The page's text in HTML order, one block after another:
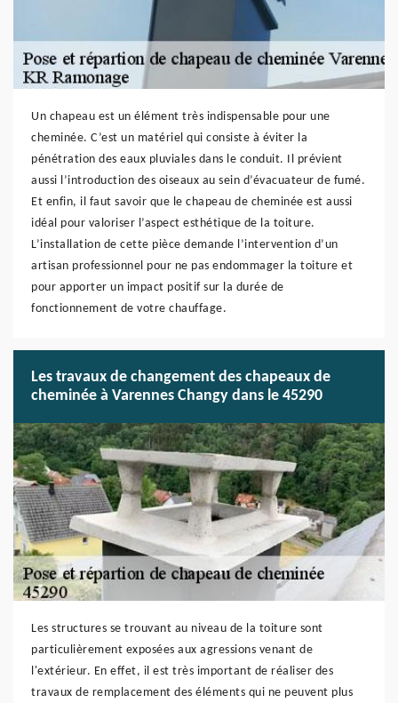
Un chapeau est un élément très indispensable pour une
cheminée. C’est un matériel qui consiste à éviter la
pénétration des eaux pluviales dans le conduit. Il prévient
aussi l’introduction des oiseaux au sein d’évacuateur de fumé.
Et enfin, il faut savoir que le chapeau de cheminée est aussi
idéal pour valoriser l’aspect esthétique de la toiture.
L’installation de cette pièce demande l’intervention d’un
artisan professionnel pour ne pas endommager la toiture et
pour apporter un impact positif sur la durée de
fonctionnement de votre chauffage.
Les travaux de changement des chapeaux de
cheminée à Varennes Changy dans le 45290
Les structures se trouvant au niveau de la toiture sont
particulièrement exposées aux agressions venant de
l'extérieur. En effet, il est très important de réaliser des
travaux de remplacement des éléments qui ne peuvent plus